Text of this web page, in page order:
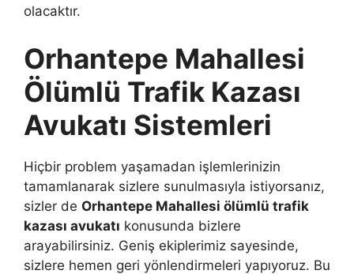
olacaktır.
Orhantepe Mahallesi
Ölümlü Trafik Kazası
Avukatı Sistemleri
Hiçbir problem yaşamadan işlemlerinizin
tamamlanarak sizlere sunulmasıyla istiyorsanız,
sizler de Orhantepe Mahallesi ölümlü trafik
kazası avukatı konusunda bizlere
arayabilirsiniz. Geniş ekiplerimiz sayesinde,
sizlere hemen geri yönlendirmeleri yapıyoruz. Bu